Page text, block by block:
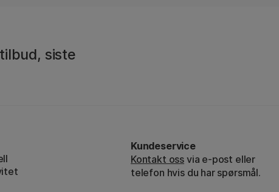
siste
Kundeservice
Kontakt oss via e-post eller
telefon hvis du har spørsmål.